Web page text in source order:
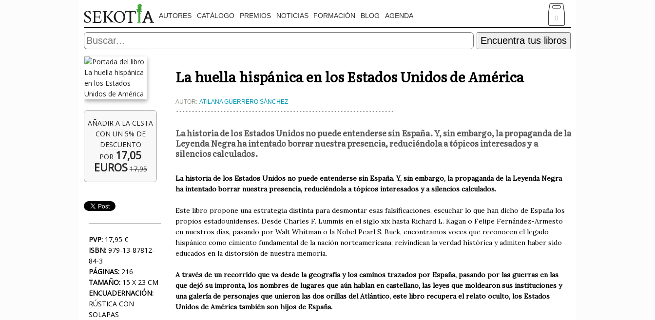
AUTORES CATÁLOGO PREMIOS NOTICIAS FORMACIÓN BLOG AGENDA 0
Encuentra tus libros
AÑADIR A LA CESTA
CON UN 5% DE
DESCUENTO
POR 17,05
EUROS 17,95
PVP: 17,95 €
ISBN: 979-13-87812-
84-3
PÁGINAS: 216
TAMAÑO: 15 X 23 CM
ENCUADERNACIÓN:
RÚSTICA CON
SOLAPAS
La huella hispánica en los Estados Unidos de América
AUTOR: ATILANA GUERRERO SÁNCHEZ
La historia de los Estados Unidos no puede entenderse sin España. Y, sin embargo, la propaganda de la
Leyenda Negra ha intentado borrar nuestra presencia, reduciéndola a tópicos interesados y a
silencios calculados.
La historia de los Estados Unidos no puede entenderse sin España. Y, sin embargo, la propaganda de la Leyenda Negra
ha intentado borrar nuestra presencia, reduciéndola a tópicos interesados y a silencios calculados.
Este libro propone una estrategia distinta para desmontar esas falsificaciones, escuchar lo que han dicho de España los
propios estadounidenses. Desde Charles F. Lummis en el siglo xix hasta Richard L. Kagan o Felipe Fernández-Armesto
en nuestros días, pasando por Walt Whitman o la Nobel Pearl S. Buck, encontramos voces que reconocen el legado
hispánico como cimiento fundamental de la nación norteamericana; reivindican la verdad histórica y admiten haber sido
educados en la distorsión de nuestra memoria.
A través de un recorrido que va desde la geografía y los caminos trazados por España, pasando por las guerras en las
que dejó su impronta, los nombres de lugares que aún hablan en castellano, las leyes que moldearon sus instituciones y
una galería de personajes que unieron las dos orillas del Atlántico, este libro recupera el relato oculto, los Estados
Unidos de América también son hijos de España.